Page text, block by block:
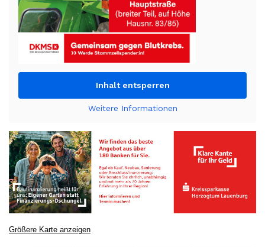
Inhalt entsperren
Weitere Informationen
Größere Karte anzeigen